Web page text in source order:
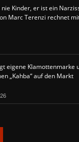
Kinder, er ist ein
Marc Terenzi rechnet
eigene Klamottenmarke
„Kahba“ auf den Markt